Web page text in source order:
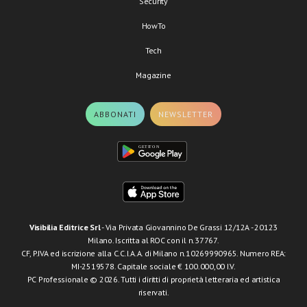
HowTo
Tech
Magazine
ABBONATI NEWSLETTER
Visibilia Editrice Srl- Via Privata Giovannino De Grassi 12/12A - 20123
Milano. Iscritta al ROC con il n.37767.
CF, P.IVA ed iscrizione alla C.C.I.A.A. di Milano n.10269990965. Numero REA:
MI-2519578. Capitale sociale € 100.000,00 I.V.
PC Professionale © 2026. Tutti i diritti di proprietà letteraria ed artistica
riservati.